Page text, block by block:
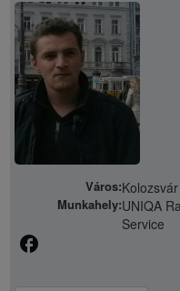
Város:Kolozsvár
Munkahely:UNIQA
Service
facebook